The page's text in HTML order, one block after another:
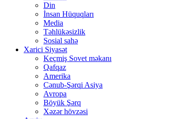
Din
İnsan Hüquqları
Media
Təhlükəsizlik
Sosial sahə
Xarici Siyasət
Keçmiş Sovet məkanı
Qafqaz
Amerika
Cənub-Şərqi Asiya
Avropa
Böyük Şərq
Xəzər hövzəsi